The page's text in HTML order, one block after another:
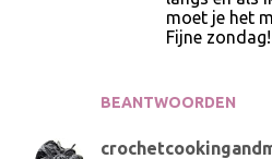
BEANTWOORDEN
moet je het
Fijne zondag!